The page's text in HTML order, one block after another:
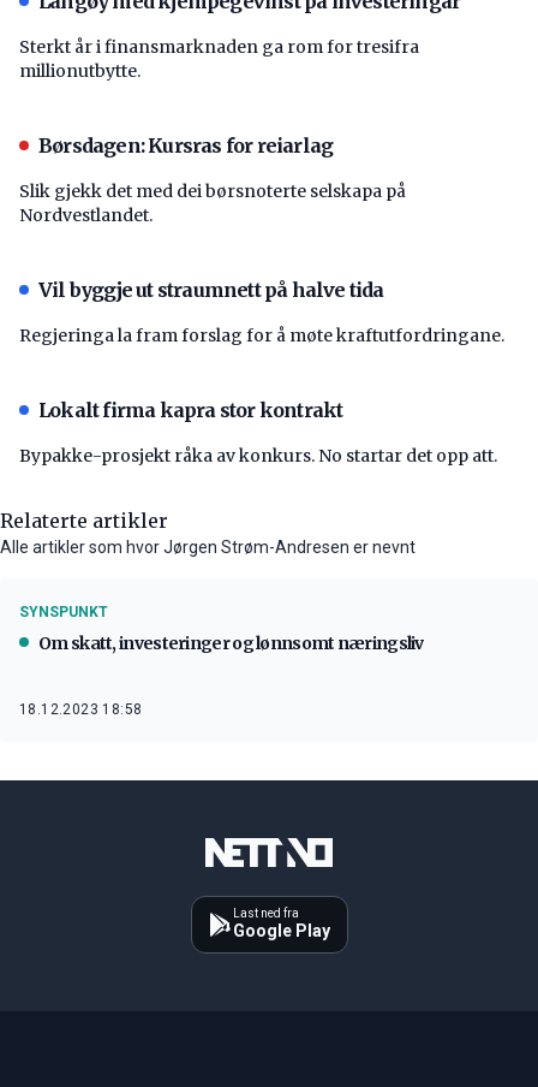
Sterkt år i finansmarknaden ga rom for tresifra
millionutbytte.
Børsdagen: Kursras for reiarlag
Slik gjekk det med dei børsnoterte selskapa på
Nordvestlandet.
Vil byggje ut straumnett på halve tida
Regjeringa la fram forslag for å møte kraftutfordringane.
Lokalt firma kapra stor kontrakt
Bypakke-prosjekt råka av konkurs. No startar det opp att.
Relaterte artikler
Alle artikler som hvor Jørgen Strøm-Andresen er nevnt
SYNSPUNKT
Om skatt, investeringer og lønnsomt næringsliv
18.12.2023 18:58
Last ned fra
Google Play